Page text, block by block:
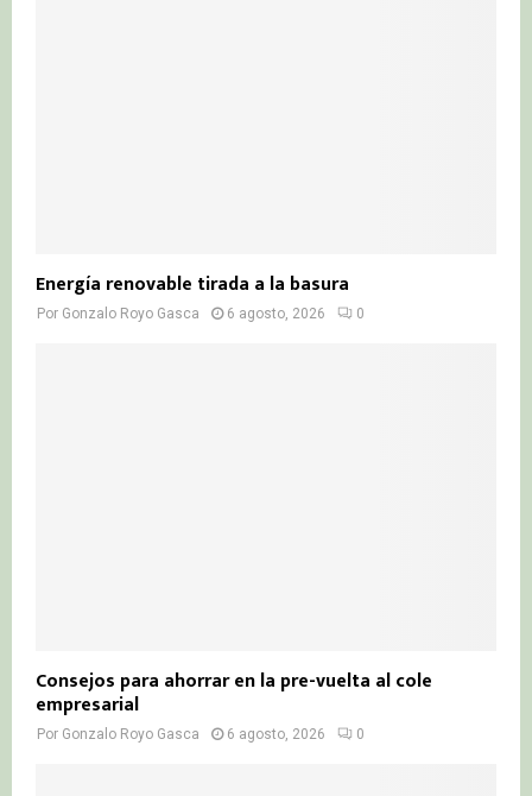
Energía renovable tirada a la basura
Por Gonzalo Royo Gasca 6 agosto, 2026 0
Consejos para ahorrar en la pre-vuelta al cole
empresarial
Por Gonzalo Royo Gasca 6 agosto, 2026 0